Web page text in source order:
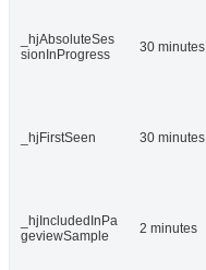
_hjAbsoluteSes
sionInProgress
30 minutes
_hjFirstSeen 30 minutes
_hjIncludedInPa
geviewSample
2 minutes